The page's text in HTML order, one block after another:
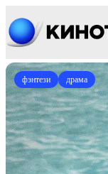
фэнтези драма